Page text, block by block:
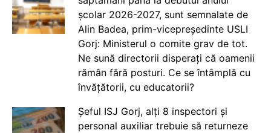
școlar 2026-2027, sunt semnalate de
Alin Badea, prim-vicepreședinte USLI
Gorj: Ministerul o comite grav de tot.
Ne sună directorii disperați că oamenii
rămân fără posturi. Ce se întâmplă cu
învățătorii, cu educatorii?
Șeful ISJ Gorj, alți 8 inspectori și
personal auxiliar trebuie să returneze